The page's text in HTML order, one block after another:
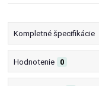
Kompletné špecifikácie
Hodnotenie 0